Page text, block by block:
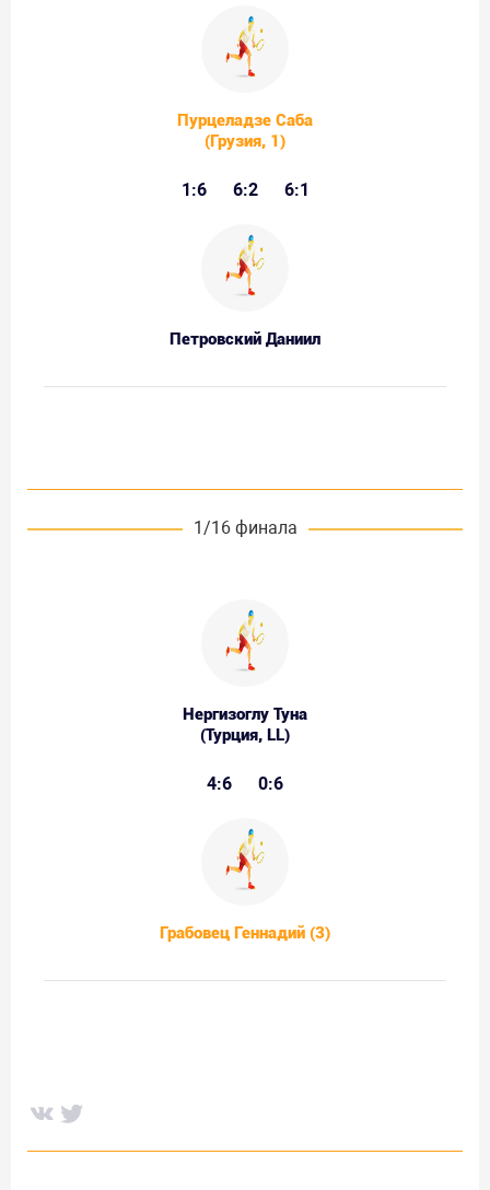
Пурцеладзе Саба
(Грузия, 1)
1:6 6:2 6:1
Петровский Даниил
1/16 финала
Нергизоглу Туна
(Турция, LL)
4:6 0:6
Грабовец Геннадий (3)